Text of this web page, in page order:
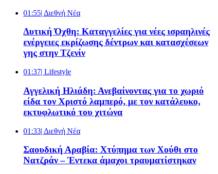
01:55| Διεθνή Νέα
Δυτική Όχθη: Καταγγελίες για νέες ισραηλινές
ενέργειες εκρίζωσης δέντρων και κατασχέσεων
γης στην Τζενίν
01:37| Lifestyle
Αγγελική Ηλιάδη: Ανεβαίνοντας για το χωριό
είδα τον Χριστό λαμπερό, με τον κατάλευκο,
εκτυφλωτικό του χιτώνα
01:33| Διεθνή Νέα
Σαουδική Αραβία: Χτύπημα των Χούθι στο
Νατζράν – Έντεκα άμαχοι τραυματίστηκαν